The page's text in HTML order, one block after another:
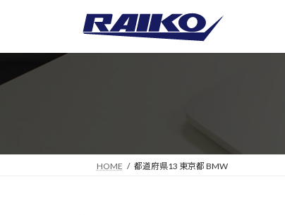
HOME 都道府県13 東京都 BMW